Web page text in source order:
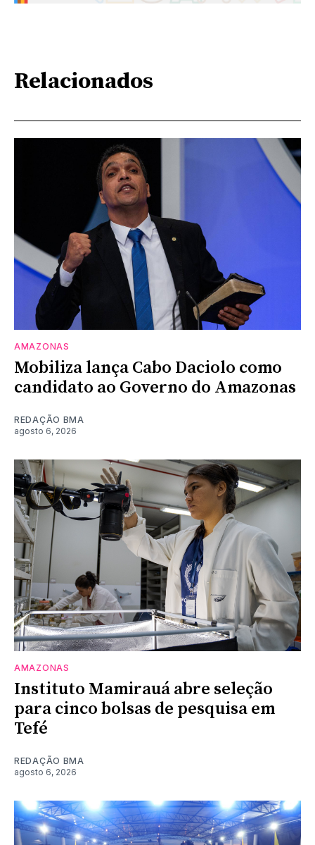
Relacionados
AMAZONAS
Mobiliza lança Cabo Daciolo como
candidato ao Governo do Amazonas
REDAÇÃO BMA
agosto 6, 2026
AMAZONAS
Instituto Mamirauá abre seleção
para cinco bolsas de pesquisa em
Tefé
REDAÇÃO BMA
agosto 6, 2026